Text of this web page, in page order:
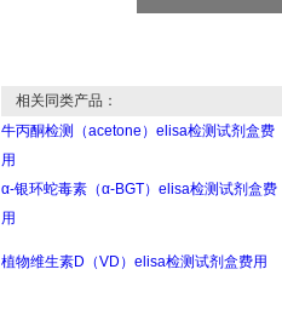
相关同类产品：
牛丙酮检测（acetone）elisa检测试剂盒费
用
α-银环蛇毒素（α-BGT）elisa检测试剂盒费
用
植物维生素D（VD）elisa检测试剂盒费用